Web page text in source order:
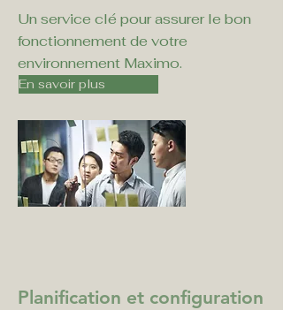
Un service clé pour assurer le bon
fonctionnement de votre
environnement Maximo.
En savoir plus
Planification et configuration